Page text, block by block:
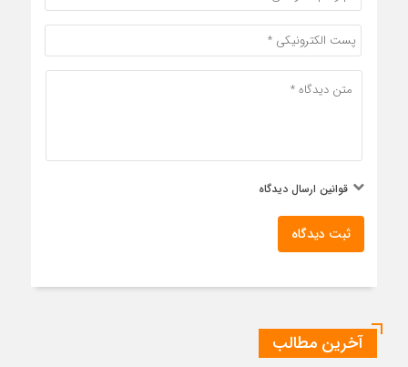
قوانین ارسال دیدگاه
ثبت دیدگاه
آخرین مطالب